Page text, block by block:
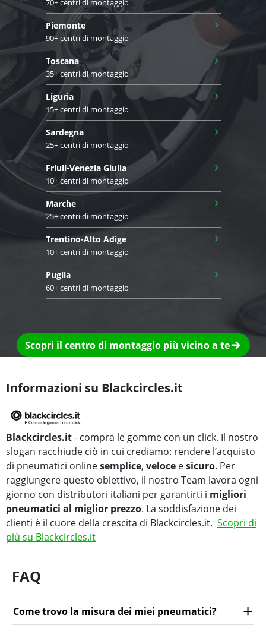
70+ centri di montaggio
Piemonte
90+ centri di montaggio
›
Toscana
35+ centri di montaggio
›
Liguria
15+ centri di montaggio
›
Sardegna
25+ centri di montaggio
›
Friuli-Venezia Giulia
10+ centri di montaggio
›
Marche
25+ centri di montaggio
›
Trentino-Alto Adige
10+ centri di montaggio
›
Puglia
60+ centri di montaggio
›
Scopri il centro di montaggio più vicino a te
Informazioni su Blackcircles.it
Blackcircles.it- compra le gomme con un click. Il nostro
slogan racchiude ciò in cui crediamo: rendere l’acquisto
di pneumatici onlinesemplice, veloce esicuro. Per
raggiungere questo obiettivo, il nostro Team lavora ogni
giorno con distributori italiani per garantirti i migliori
pneumatici al miglior prezzo. La soddisfazione dei
clienti è il cuore della crescita di Blackcircles.it. Scopri di
più su Blackcircles.it
FAQ
Come trovo la misura dei miei pneumatici?